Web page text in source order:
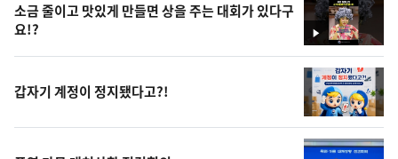
영
상
소금 줄이고 맛있게 만들면 상을 주는 대회가 있다구
요!?
갑자기 계정이 정지됐다고?!